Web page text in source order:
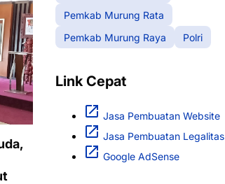
Pemkab Murung Rata
Pemkab Murung Raya
Polri
Link Cepat
Jasa Pembuatan Website
Jasa Pembuatan Legalitas
Google AdSense